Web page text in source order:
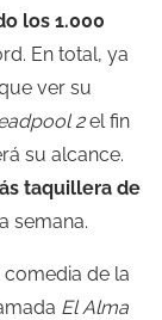
los 1.000
En total, ya
ver su
2el fin
su alcance.
taquillera de
semana.
de la
El Alma